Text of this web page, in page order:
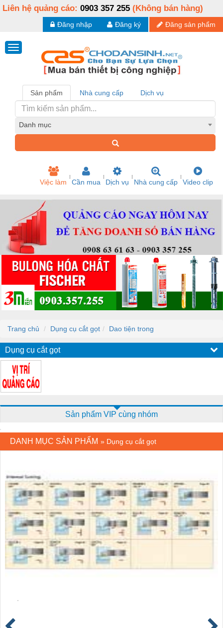
Liên hệ quảng cáo: 0903 357 255 (Không bán hàng)
Đăng sản phẩm
Đăng ký
Đăng nhập
Sản phẩm Nhà cung cấp Dịch vụ
Danh mục
Việc làm Cần mua Dịch vụ Nhà cung cấp Video clip
Trang chủ Dụng cụ cắt gọt Dao tiện trong
Dụng cụ cắt gọt
Sản phẩm VIP cùng nhóm
DANH MỤC SẢN PHẨM » Dụng cụ cắt gọt